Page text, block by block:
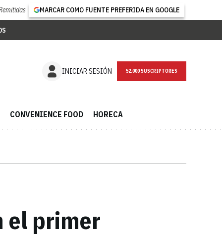
MARCAR COMO FUENTE PREFERIDA EN GOOGLE
INICIAR SESIÓN NEWSLETTER
CONVENIENCE FOOD HORECA
el primer